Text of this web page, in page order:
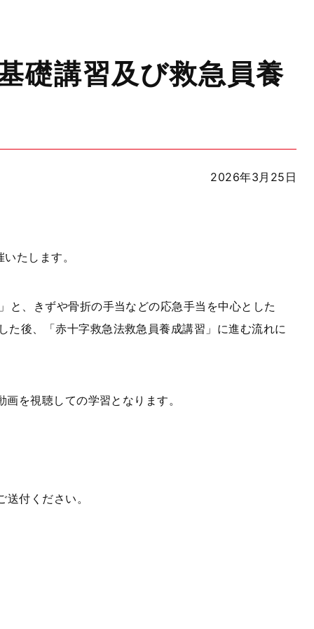
礎講習及び救急員養
2026年3月25日
たします。
、きずや骨折の手当などの応急手当を中心とした
後、「赤十字救急法救急員養成講習」に進む流れに
を視聴しての学習となります。
付ください。